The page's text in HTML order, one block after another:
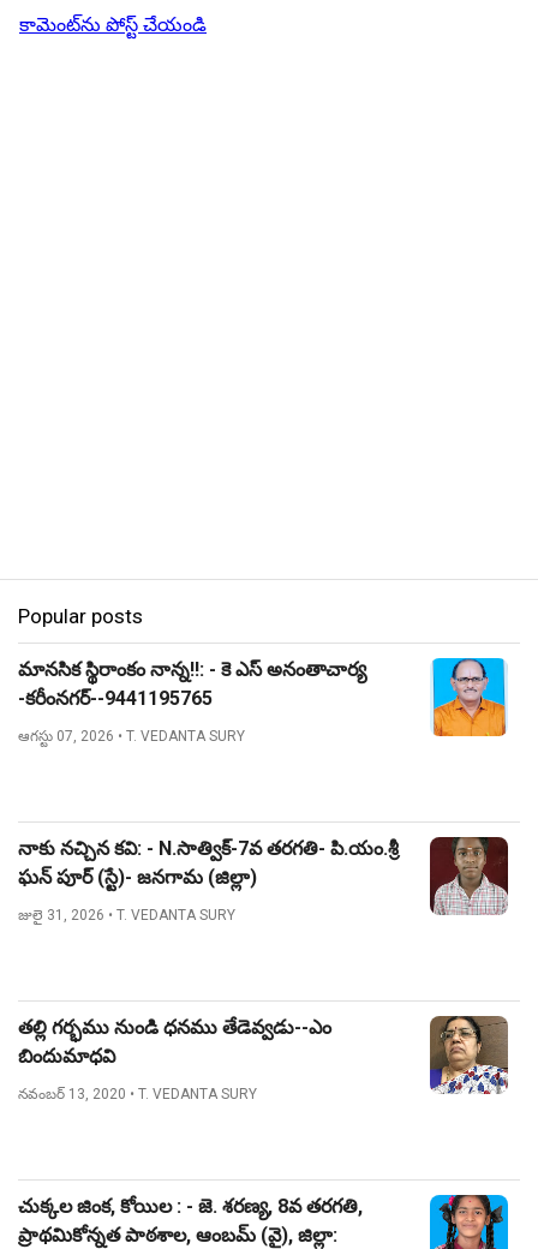
కామెంట్‌ను పోస్ట్ చేయండి
Popular posts
మానసిక స్థిరాంకం నాన్న!!: - కె ఎస్ అనంతాచార్య
-కరీంనగర్--9441195765
ఆగస్టు 07, 2026 • T. VEDANTA SURY
నాకు నచ్చిన కవి: - N.సాత్విక్-7వ తరగతి- పి.యం.శ్రీ
ఘన్ పూర్ (స్టే)- జనగామ (జిల్లా)
జులై 31, 2026 • T. VEDANTA SURY
తల్లి గర్భము నుండి ధనము తేడెవ్వడు--ఎం
బిందుమాధవి
నవంబర్ 13, 2020 • T. VEDANTA SURY
చుక్కల జింక, కోయిల : - జె. శరణ్య, 8వ తరగతి,
ప్రాథమికోన్నత పాఠశాల, ఆంబమ్ (వై), జిల్లా: